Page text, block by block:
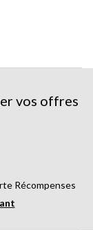
vos offres
Récompenses